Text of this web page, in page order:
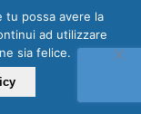
tu possa avere la
ad utilizzare
sia felice.